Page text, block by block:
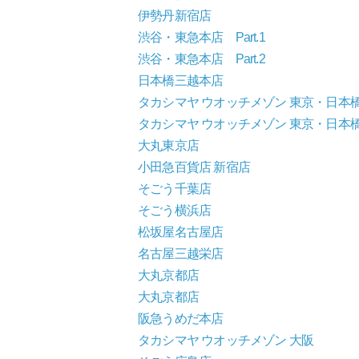
伊勢丹新宿店
渋谷・東急本店 Part.1
渋谷・東急本店 Part.2
日本橋三越本店
タカシマヤ ウオッチメゾン 東京・日本
タカシマヤ ウオッチメゾン 東京・日本
大丸東京店
小田急百貨店 新宿店
そごう千葉店
そごう横浜店
松坂屋名古屋店
名古屋三越栄店
大丸京都店
大丸京都店
阪急うめだ本店
タカシマヤ ウオッチメゾン 大阪